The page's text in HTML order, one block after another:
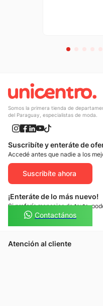
Somos la primera tienda de
del Paraguay, especialistas de moda.
Suscribíte y enteráte de
Accedé antes que nadie a los
Suscribíte ahora
¡Enteráte de lo más nuevo!
Si preferís mensajes de texto,
Contactános
Atención al cliente